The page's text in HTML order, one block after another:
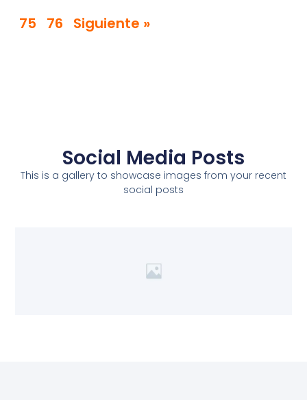
75
76 Siguiente »
Social Media Posts
This is a gallery to showcase images from your recent
social posts